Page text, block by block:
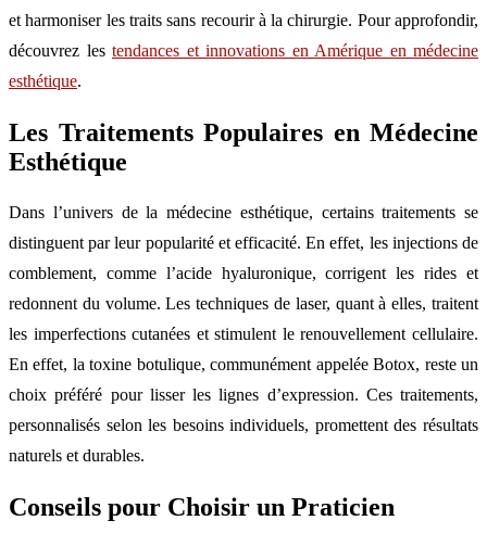
et harmoniser les traits sans recourir à la chirurgie. Pour approfondir,
découvrez les tendances et innovations en Amérique en médecine
esthétique.
Les Traitements Populaires en Médecine
Esthétique
Dans l’univers de la médecine esthétique, certains traitements se
distinguent par leur popularité et efficacité. En effet, les injections de
comblement, comme l’acide hyaluronique, corrigent les rides et
redonnent du volume. Les techniques de laser, quant à elles, traitent
les imperfections cutanées et stimulent le renouvellement cellulaire.
En effet, la toxine botulique, communément appelée Botox, reste un
choix préféré pour lisser les lignes d’expression. Ces traitements,
personnalisés selon les besoins individuels, promettent des résultats
naturels et durables.
Conseils pour Choisir un Praticien